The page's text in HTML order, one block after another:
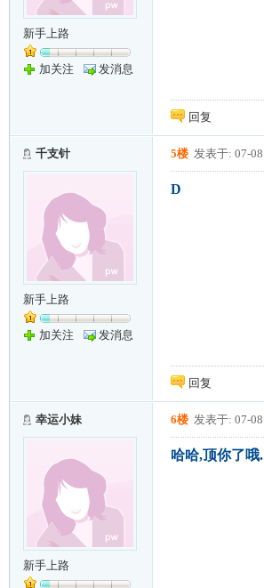
新手上路
加关注 发消息
回复
千支针
新手上路
加关注 发消息
5楼 发表于: 07-08
D
回复
幸运小妹
新手上路
6楼 发表于: 07-08
哈哈,顶你了哦.